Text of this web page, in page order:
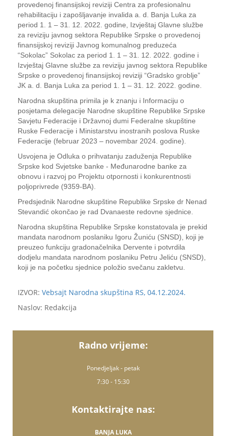
provedenoj finansijskoj reviziji Centra za profesionalnu
rehabilitaciju i zapošljavanje invalida a. d. Banja Luka za
period 1. 1 – 31. 12. 2022. godine, Izvještaj Glavne službe
za reviziju javnog sektora Republike Srpske o provedenoj
finansijskoj reviziji Javnog komunalnog preduzeća
“Sokolac” Sokolac za period 1. 1 – 31. 12. 2022. godine i
Izvještaj Glavne službe za reviziju javnog sektora Republike
Srpske o provedenoj finansijskoj reviziji “Gradsko groblje”
JK a. d. Banja Luka za period 1. 1 – 31. 12. 2022. godine.
Narodna skupština primila je k znanju i Informaciju o
posjetama delegacije Narodne skupštine Republike Srpske
Savjetu Federacije i Državnoj dumi Federalne skupštine
Ruske Federacije i Ministarstvu inostranih poslova Ruske
Federacije (februar 2023 – novembar 2024. godine).
Usvojena je Odluka o prihvatanju zaduženja Republike
Srpske kod Svjetske banke - Međunarodne banke za
obnovu i razvoj po Projektu otpornosti i konkurentnosti
poljoprivrede (9359-BA).
Predsjednik Narodne skupštine Republike Srpske dr Nenad
Stevandić okončao je rad Dvanaeste redovne sjednice.
Narodna skupština Republike Srpske konstatovala je prekid
mandata narodnom poslaniku Igoru Žuniću (SNSD), koji je
preuzeo funkciju gradonačelnika Dervente i potvrdila
dodjelu mandata narodnom poslaniku Petru Jeliću (SNSD),
koji je na početku sjednice položio svečanu zakletvu.
IZVOR: Vebsajt Narodna skupština RS, 04.12.2024.
Naslov: Redakcija
Radno vrijeme:
Ponedjeljak - petak
7:30 - 15:30
Kontaktirajte nas:
BANJA LUKA